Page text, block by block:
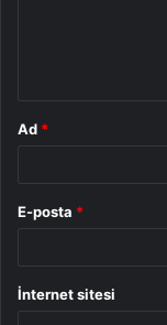
Ad *
E-posta *
İnternet sitesi